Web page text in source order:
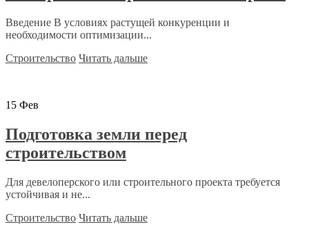
Введение В условиях растущей конкуренции и
необходимости оптимизации...
Строительство Читать дальше
15 Фев
Подготовка земли перед
строительством
Для девелоперского или строительного проекта требуется
устойчивая и не...
Строительство Читать дальше